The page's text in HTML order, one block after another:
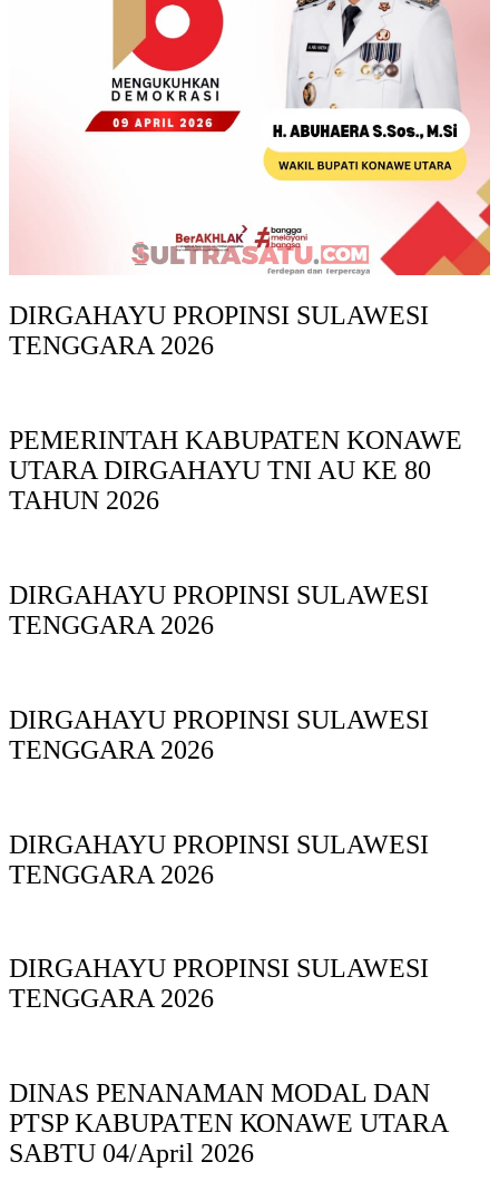
DIRGAHAYU PROPINSI SULAWESI
TENGGARA 2026
PEMERINTAH KABUPATEN KONAWE
UTARA DIRGAHAYU TNI AU KE 80
TAHUN 2026
DIRGAHAYU PROPINSI SULAWESI
TENGGARA 2026
DIRGAHAYU PROPINSI SULAWESI
TENGGARA 2026
DIRGAHAYU PROPINSI SULAWESI
TENGGARA 2026
DIRGAHAYU PROPINSI SULAWESI
TENGGARA 2026
DINAS PΕΝΑΝΑΜAN MODAL DAN
PTSP KABUPAΤΕΝ ΚΟNAWE UTARA
SABTU 04/April 2026